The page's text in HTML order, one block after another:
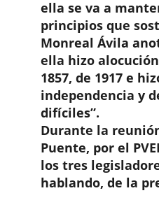
ella se va a
principios que
Monreal Ávila
ella hizo
1857, de 1917 e
independencia y
difíciles”.
Durante la
Puente, por el
los tres
hablando, de la